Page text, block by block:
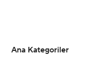
Ana Kategoriler